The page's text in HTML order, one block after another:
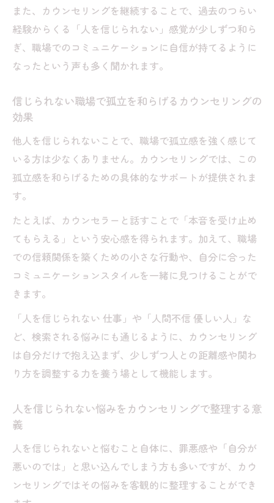
カウンセリングの進め方と信頼関係の構築
法
信じられない自分を受け入れるカウンセリ
カウンセリングで学ぶ信頼再構築のプロセ
人間関係の不信をカウンセリングで整理す
る方法
原因の診断や特徴を整理し不信を和らげる実践
カウンセリングで人間不信の原因を診断し
整理する
他人を信じられない特徴をカウンセリング
で明確化
探る
カウンセリングで不信感を和らげる実践テ
クニック
人間関係の問題をカウンセリングで深く理
孤立感を抱えたときカウンセリングで見つかる
カウンセリングで孤立感の正体を見つめ直
す
信じられない職場で一歩踏み出すカウンセ
また、カウンセリングを継続することで、過去のつらい
経験からくる「人を信じられない」感覚が少しずつ和ら
ぎ、職場でのコミュニケーションに自信が持てるように
なったという声も多く聞かれます。
信じられない職場で孤立を和らげるカウンセリングの
効果
他人を信じられないことで、職場で孤立感を強く感じて
いる方は少なくありません。カウンセリングでは、この
孤立感を和らげるための具体的なサポートが提供されま
す。
たとえば、カウンセラーと話すことで「本音を受け止め
てもらえる」という安心感を得られます。加えて、職場
での信頼関係を築くための小さな行動や、自分に合った
コミュニケーションスタイルを一緒に見つけることがで
きます。
「人を信じられない 仕事」や「人間不信 優しい人」な
ど、検索される悩みにも通じるように、カウンセリング
は自分だけで抱え込まず、少しずつ人との距離感や関わ
り方を調整する力を養う場として機能します。
人を信じられない悩みをカウンセリングで整理する意
義
人を信じられないと悩むこと自体に、罪悪感や「自分が
悪いのでは」と思い込んでしまう方も多いですが、カウ
ンセリングではその悩みを客観的に整理することができ